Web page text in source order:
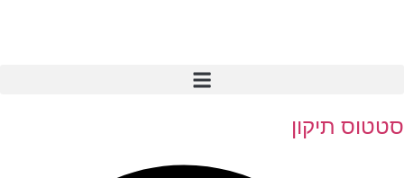
סטטוס תיקון